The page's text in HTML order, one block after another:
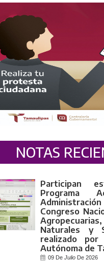
NOTAS
Participan
Programa
Congreso
Naturales y
realizado por
Autónoma de
09 De Julio De 2026